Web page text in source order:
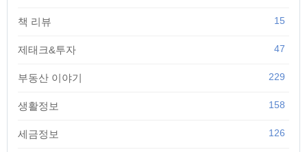
책 리뷰 15
제태크&투자 47
부동산 이야기 229
생활정보 158
세금정보 126